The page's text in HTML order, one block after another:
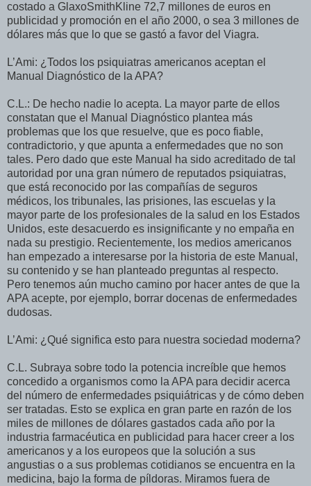
costado a GlaxoSmithKline 72,7 millones de euros en
publicidad y promoción en el año 2000, o sea 3 millones de
dólares más que lo que se gastó a favor del Viagra.
L’Ami: ¿Todos los psiquiatras americanos aceptan el
Manual Diagnóstico de la APA?
C.L.: De hecho nadie lo acepta. La mayor parte de ellos
constatan que el Manual Diagnóstico plantea más
problemas que los que resuelve, que es poco fiable,
contradictorio, y que apunta a enfermedades que no son
tales. Pero dado que este Manual ha sido acreditado de tal
autoridad por una gran número de reputados psiquiatras,
que está reconocido por las compañías de seguros
médicos, los tribunales, las prisiones, las escuelas y la
mayor parte de los profesionales de la salud en los Estados
Unidos, este desacuerdo es insignificante y no empaña en
nada su prestigio. Recientemente, los medios americanos
han empezado a interesarse por la historia de este Manual,
su contenido y se han planteado preguntas al respecto.
Pero tenemos aún mucho camino por hacer antes de que la
APA acepte, por ejemplo, borrar docenas de enfermedades
dudosas.
L’Ami: ¿Qué significa esto para nuestra sociedad moderna?
C.L. Subraya sobre todo la potencia increíble que hemos
concedido a organismos como la APA para decidir acerca
del número de enfermedades psiquiátricas y de cómo deben
ser tratadas. Esto se explica en gran parte en razón de los
miles de millones de dólares gastados cada año por la
industria farmacéutica en publicidad para hacer creer a los
americanos y a los europeos que la solución a sus
angustias o a sus problemas cotidianos se encuentra en la
medicina, bajo la forma de píldoras. Miramos fuera de